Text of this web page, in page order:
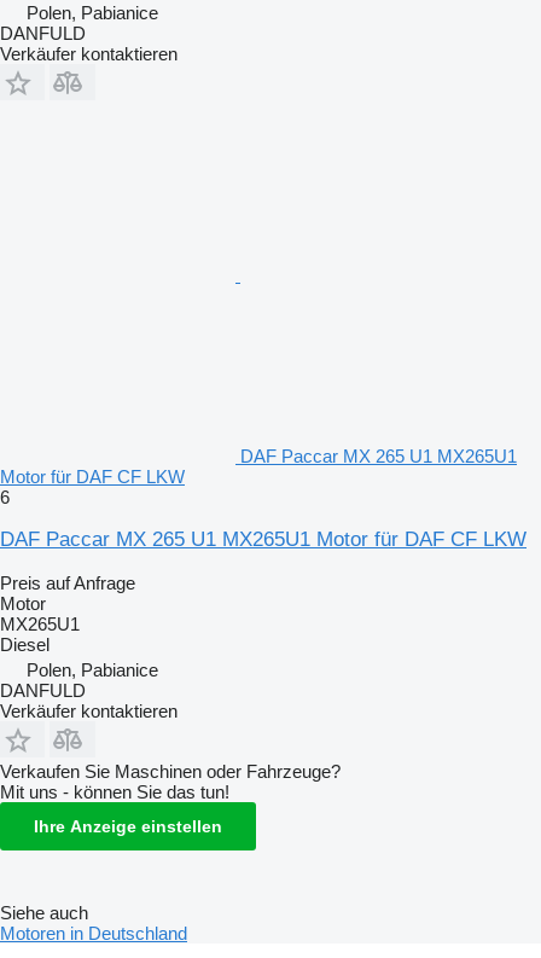
Polen, Pabianice
DANFULD
Verkäufer kontaktieren
DAF Paccar MX 265 U1 MX265U1
Motor für DAF CF LKW
6
DAF Paccar MX 265 U1 MX265U1 Motor für DAF CF LKW
Preis auf Anfrage
Motor
MX265U1
Diesel
Polen, Pabianice
DANFULD
Verkäufer kontaktieren
Verkaufen Sie Maschinen oder Fahrzeuge?
Mit uns - können Sie das tun!
Ihre Anzeige einstellen
Siehe auch
Motoren in Deutschland